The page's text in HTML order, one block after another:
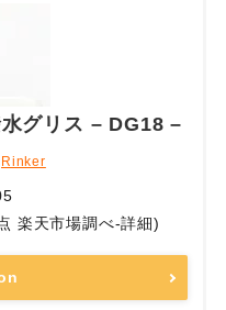
水グリス – DG18 –
Rinker
楽天市場調べ-詳細)